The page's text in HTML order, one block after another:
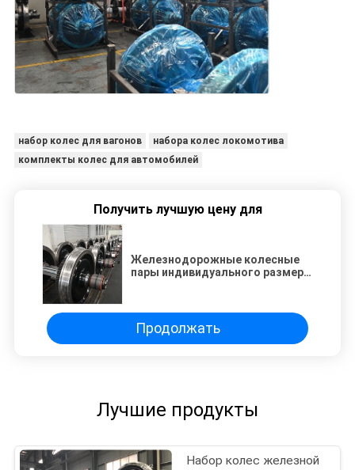
набор колес для вагонов
набора колес локомотива
комплекты колес для автомобилей
Получить лучшую цену для
Железнодорожные колесные
пары индивидуального размера
локомотивов
Продолжать
Лучшие продукты
Набор колес железной